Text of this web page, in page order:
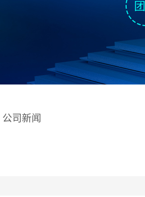
公司新闻